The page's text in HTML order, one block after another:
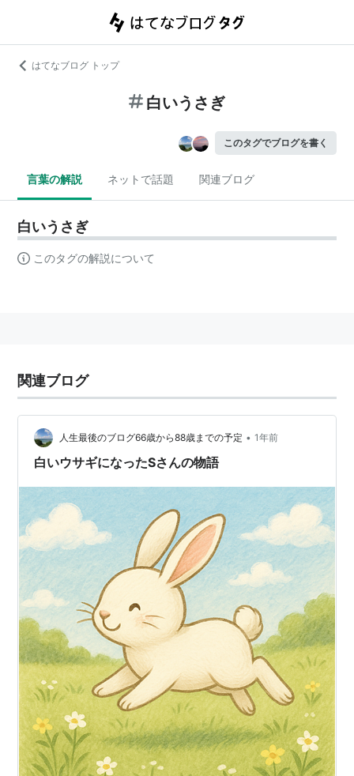
はてなブログ トップ
白いうさぎ
このタグでブログを書く
言葉の解説 ネットで話題 関連ブログ
白いうさぎ
このタグの解説について
関連ブログ
人生最後のブログ66歳から88歳までの予定 • 1年前
白いウサギになったSさんの物語